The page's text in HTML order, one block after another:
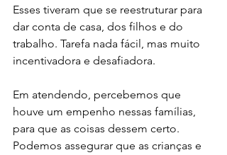
Esses tiveram que se reestruturar para
dar conta de casa, dos filhos e do
trabalho. Tarefa nada fácil, mas muito
incentivadora e desafiadora.
Em atendendo, percebemos que
houve um empenho nessas famílias,
para que as coisas dessem certo.
Podemos assegurar que as crianças e